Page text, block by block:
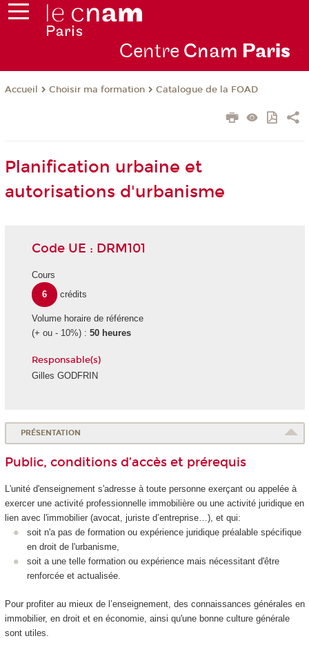
Centre Cnam Paris
Accueil Choisir ma formation Catalogue de la FOAD
Planification urbaine et
autorisations d'urbanisme
Code UE : DRM101
Cours
6
crédits
Volume horaire de référence
(+ ou - 10%) : 50 heures
Responsable(s)
Gilles GODFRIN
PRÉSENTATION
Public, conditions d’accès et prérequis
L'unité d'enseignements'adresse à toute personne exerçant ou appelée à
exercer une activité professionnelle immobilière ou une activité juridique en
lien avec l'immobilier (avocat, juriste d’entreprise…), et qui:
soit n'a pas de formation ou expérience juridique préalable spécifique
en droit de l'urbanisme,
soit a une telle formation ou expérience mais nécessitant d'être
renforcée et actualisée.
Pour profiter au mieux de l’enseignement, des connaissances générales en
immobilier, en droit et en économie, ainsi qu'une bonne culture générale
sont utiles.